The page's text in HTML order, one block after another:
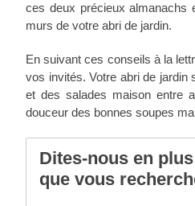
ces deux précieux almanachs
murs de votre abri de jardin.
En suivant ces conseils à la
vos invités. Votre abri de jardin
et des salades maison entre
douceur des bonnes soupes
Dites-nous en
que vous